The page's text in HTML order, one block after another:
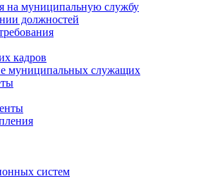
на муниципальную службу
должностей
кадров
муниципальных служащих
систем